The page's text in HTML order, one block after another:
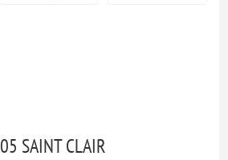
SAINT CLAIR